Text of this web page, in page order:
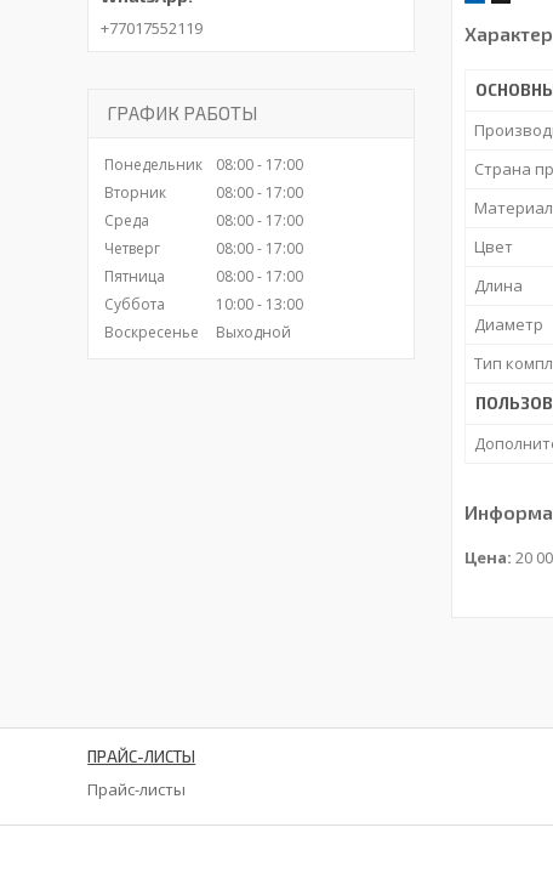
Страна
Материал
Цвет
Длина
Диаметр
Тип
Цена: 20
+77017552119
ГРАФИК РАБОТЫ
Понедельник 08:00
17:00
Вторник
08:00
17:00
Среда
08:00
17:00
Четверг
08:00
17:00
Пятница
08:00
17:00
Суббота
10:00
13:00
Воскресенье
Выходной
ПРАЙС-ЛИСТЫ
Прайс-листы